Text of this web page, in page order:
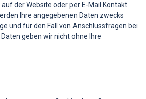
der Website oder per E-Mail Kontakt
Ihre angegebenen Daten zwecks
und für den Fall von Anschlussfragen bei
geben wir nicht ohne Ihre